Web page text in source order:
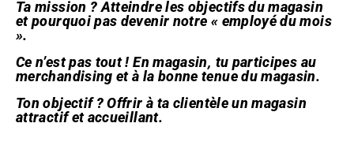
Ta mission ? Atteindre les objectifs du magasin
et pourquoi pas devenir notre « employé du mois
».
Ce n’est pas tout ! En magasin, tu participes au
merchandising et à la bonne tenue du magasin.
Ton objectif ? Offrir à ta clientèle un magasin
attractif et accueillant.